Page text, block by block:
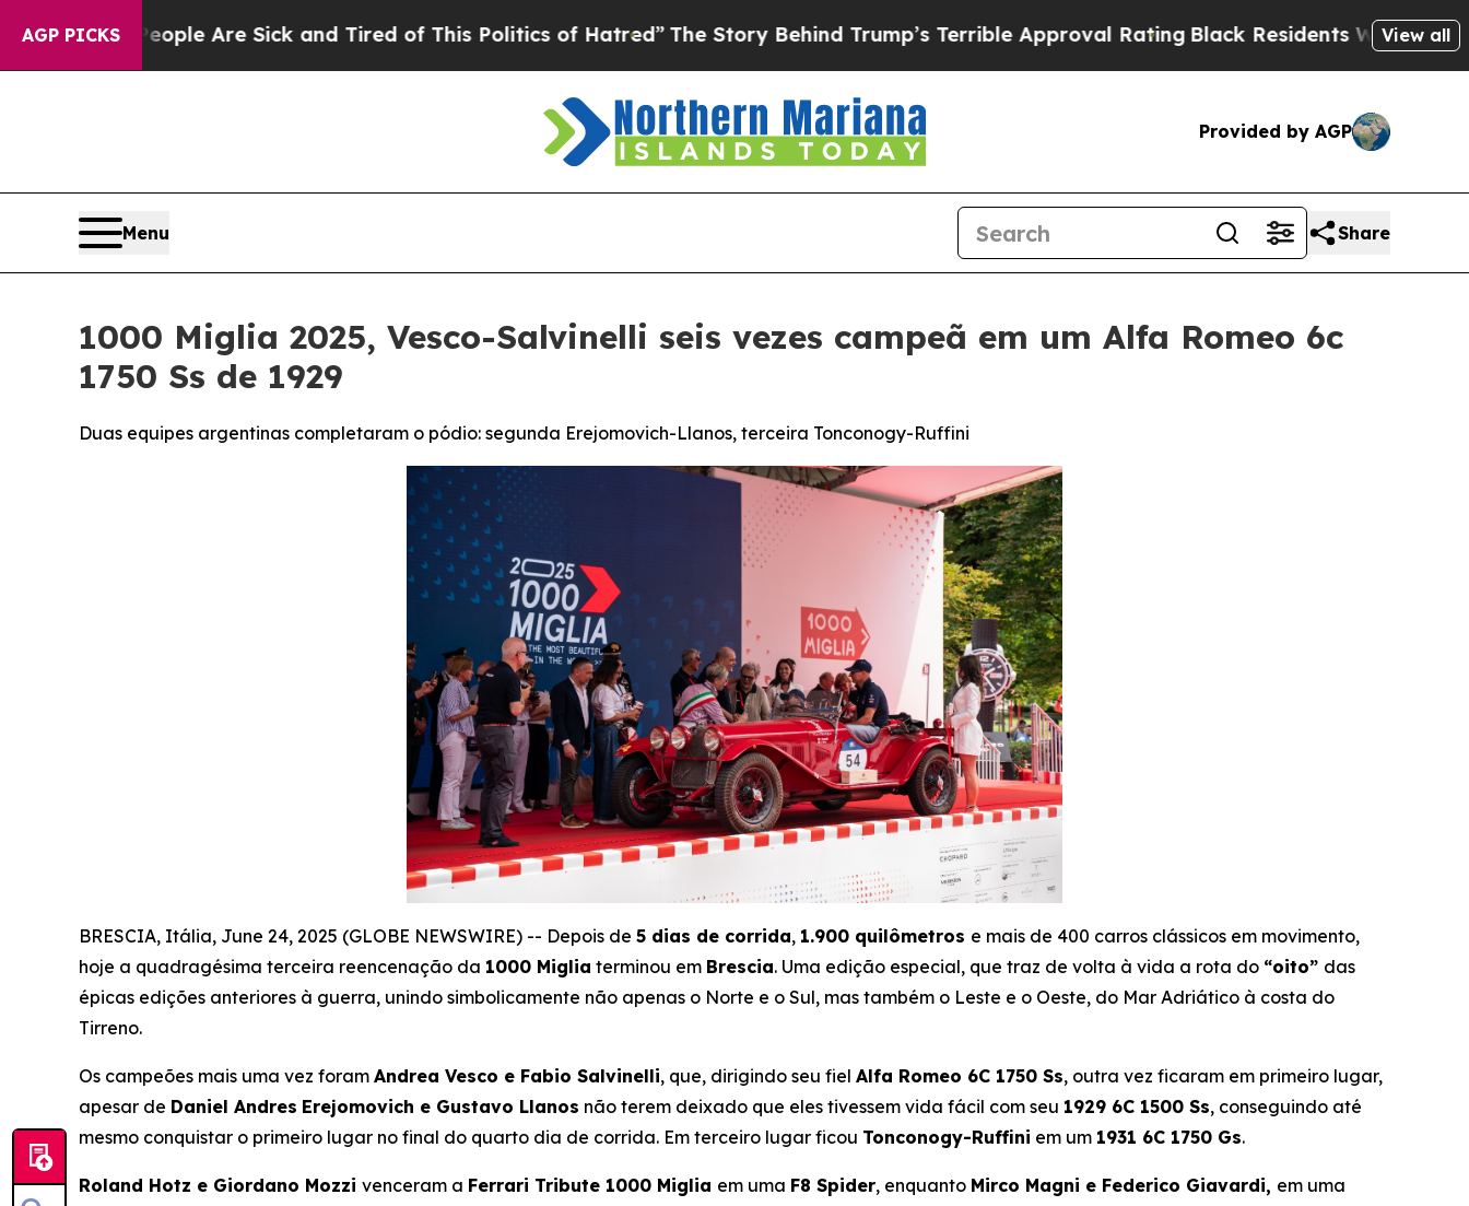
AGP PICKS
“People Are Sick and Tired of This Politics of Hatred” The Story Behind Trump’s Terrible Approval RatingBlack Residents Warned of View all
Provided by AGP
Menu Share
1000 Miglia 2025, Vesco-Salvinelli seis vezes campeã em um Alfa Romeo 6c
1750 Ss de 1929
Duas equipes argentinas completaram o pódio: segunda Erejomovich-Llanos, terceira Tonconogy-Ruffini
BRESCIA, Itália, June 24, 2025 (GLOBE NEWSWIRE) -- Depois de 5 dias de corrida, 1.900 quilômetros e mais de 400 carros clássicos em movimento,
hoje a quadragésima terceira reencenação da 1000 Miglia terminou em Brescia. Uma edição especial, que traz de volta à vida a rota do “oito” das
épicas edições anteriores à guerra, unindo simbolicamente não apenas o Norte e o Sul, mas também o Leste e o Oeste, do Mar Adriático à costa do
Tirreno.
Os campeões mais uma vez foram Andrea Vesco e Fabio Salvinelli, que, dirigindo seu fiel Alfa Romeo 6C 1750 Ss, outra vez ficaram em primeiro lugar,
apesar de Daniel Andres Erejomovich e Gustavo Llanos não terem deixado que eles tivessem vida fácil com seu 1929 6C 1500 Ss, conseguindo até
mesmo conquistar o primeiro lugar no final do quarto dia de corrida. Em terceiro lugar ficou Tonconogy-Ruffini em um 1931 6C 1750 Gs.
Roland Hotz e Giordano Mozzi venceram a Ferrari Tribute 1000 Miglia em uma F8 Spider, enquanto Mirco Magni e Federico Giavardi, em uma